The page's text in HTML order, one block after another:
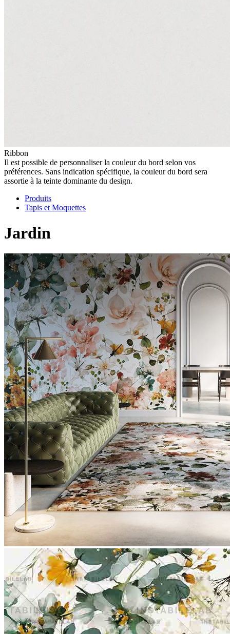
Ribbon
Il est possible de personnaliser la couleur du bord selon vos
préférences. Sans indication spécifique, la couleur du bord sera
assortie à la teinte dominante du design.
Produits
Tapis et Moquettes
Jardin